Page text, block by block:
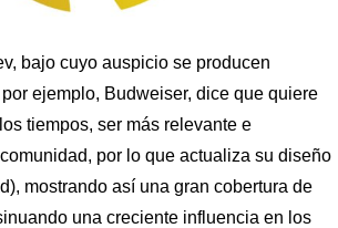
bajo cuyo auspicio se producen
ejemplo, Budweiser, dice que quiere
tiempos, ser más relevante e
por lo que actualiza su diseño
mostrando así una gran cobertura de
una creciente influencia en los